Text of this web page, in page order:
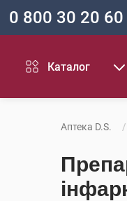
0 800 30 20 60
Каталог
Аптека D.S.